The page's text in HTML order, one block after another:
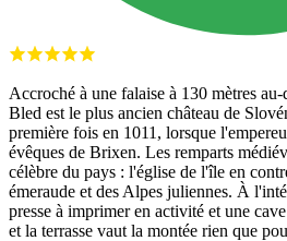
Accroché à une falaise à 130 mètres
Bled est le plus ancien château de
première fois en 1011, lorsque
évêques de Brixen. Les remparts
célèbre du pays : l'église de l'île en
émeraude et des Alpes juliennes. À
presse à imprimer en activité et une
et la terrasse vaut la montée rien que